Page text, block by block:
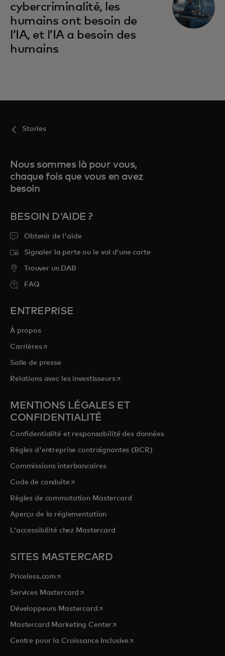
cybercriminalité, les
humains ont besoin de
l’IA, et l’IA a besoin des
humains
Stories
Nous sommes là pour vous,
chaque fois que vous en avez
besoin
BESOIN D'AIDE ?
Obtenir de l'aide
Signaler la perte ou le vol d’une carte
Trouver un DAB
FAQ
ENTREPRISE
À propos
Carrièress’ouvre dans un nouvel onglet
Salle de presse
Relations avec les investisseurss’ouvre dans un nouvel onglet
MENTIONS LÉGALES ET
CONFIDENTIALITÉ
Confidentialité et responsabilité des données
Règles d'entreprise contraignantes (BCR)
Commissions interbancaires
Code de conduites’ouvre dans un nouvel onglet
Règles de commutation Mastercard
Aperçu de la réglementation
L'accessibilité chez Mastercard
SITES MASTERCARD
Priceless.com s’ouvre dans un nouvel onglet
Services Mastercard s’ouvre dans un nouvel onglet
Développeurs Mastercards’ouvre dans un nouvel onglet
Mastercard Marketing Centers’ouvre dans un nouvel onglet
Centre pour la Croissance Inclusive s’ouvre dans un nouvel